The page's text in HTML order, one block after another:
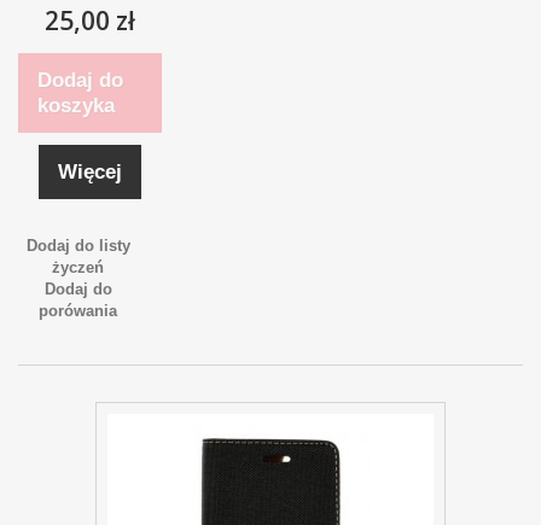
25,00 zł
Dodaj do
koszyka
Więcej
Dodaj do listy
życzeń
Dodaj do
porówania